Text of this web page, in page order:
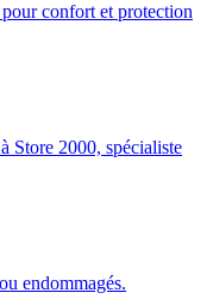
confort et protection
Store 2000, spécialiste
endommagés.